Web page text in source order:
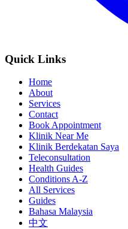
Quick Links
Home
About
Services
Contact
Book Appointment
Klinik Near Me
Klinik Berdekatan Saya
Teleconsultation
Health Guides
Conditions A-Z
All Services
Guides
Bahasa Malaysia
中文